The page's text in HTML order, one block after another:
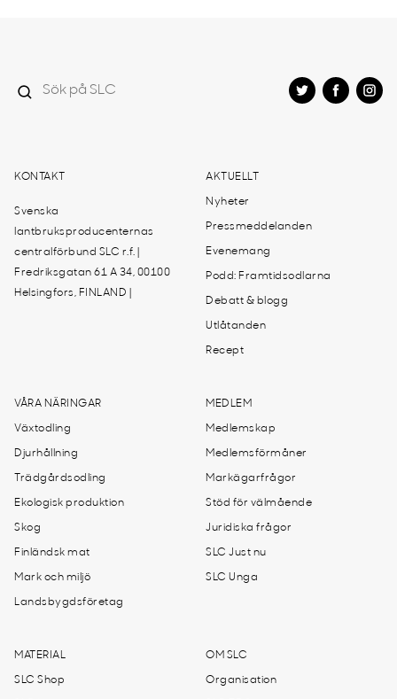
KONTAKT
Svenska
lantbruksproducenternas
centralförbund SLC r.f. |
Fredriksgatan 61 A 34, 00100
Helsingfors, FINLAND |
AKTUELLT
Nyheter
Pressmeddelanden
Evenemang
Podd: Framtidsodlarna
Debatt & blogg
Utlåtanden
Recept
VÅRA NÄRINGAR
Växtodling
Djurhållning
Trädgårdsodling
Ekologisk produktion
Skog
Finländsk mat
Mark och miljö
Landsbygdsföretag
MEDLEM
Medlemskap
Medlemsförmåner
Markägarfrågor
Stöd för välmående
Juridiska frågor
SLC Just nu
SLC Unga
MATERIAL
SLC Shop
OM SLC
Organisation